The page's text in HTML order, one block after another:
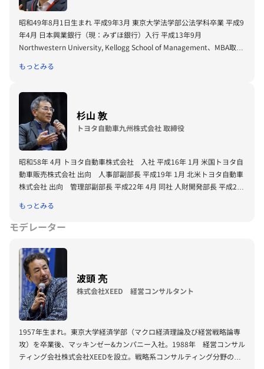
昭和49年8月1日生まれ 平成9年3月 東京大学法学部公法学科卒業 平成9
年4月 日本興業銀行（現：みずほ銀行）入行 平成13年9月
Northwestern University, Kellogg School of Management、MBA取得
社入社 平成15年12月 株式会社福岡リアルティ 入社 平成17年4月 同社
締役（現職） 住宅事業部、ビル事業部、経理部、財務部担当
もっとみる
杉山 敦
トヨタ自動車九州株式会社 取締役
昭和58年 4月 トヨタ自動車株式会社 入社 平成16年 1月 米国トヨタ自
動車販売株式会社 出向 人事部副部長 平成19年 1月 北米トヨタ自動車
株式会社 出向 管理部副部長 平成22年 4月 同社 人財開発部長 平成25
もっとみる
モデレーター
波頭 亮
株式会社XEED 経営コンサルタント
1957年生まれ。東京大学経済学部（マクロ経済理論及び経営戦略論専
攻）を卒業後、マッキンゼー&カンパニー入社。1988年 経営コンサル
ティング会社株式会社XEEDを設立。戦略系コンサルティング分野の第